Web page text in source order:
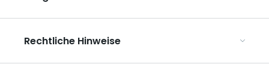
Ribeauvillé, zwischen Weinbergen und Bergen
Unsere UNESCO-Welterbestätten
Organisieren Sie Ihre Gruppenreisen
ART GE kennenlernen
Rechtliche Hinweise